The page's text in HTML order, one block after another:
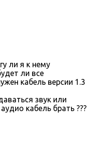
ли я к нему
ли все
кабель версии 1.3
звук или
кабель брать ???